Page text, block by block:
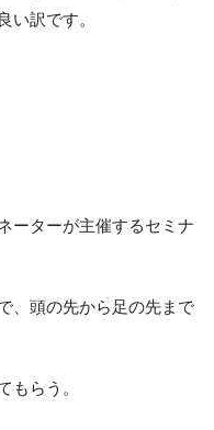
い訳です。
ーターが主催するセミナ
、頭の先から足の先まで
もらう。